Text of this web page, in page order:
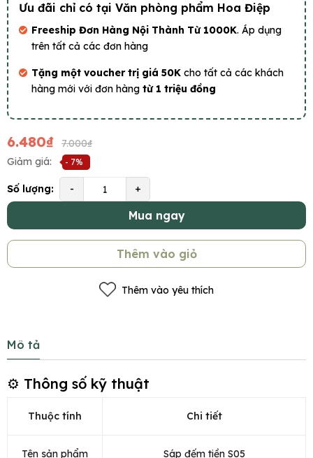
Ưu đãi chỉ có tại Văn phòng phẩm Hoa Điệp
Freeship Đơn Hàng Nội Thành Từ 1000K. Áp dụng
trên tất cả các đơn hàng
Tặng một voucher trị giá 50K cho tất cả các khách
hàng mới với đơn hàng từ 1 triệu đồng
6.480₫
7.000₫
Giảm giá:
- 7%
Số lượng: - +
Mua ngay
Thêm vào giỏ
Thêm vào yêu thích
Mô tả
⚙️ Thông số kỹ thuật
Thuộc tính Chi tiết
Tên sản phẩm Sáp đếm tiền S05